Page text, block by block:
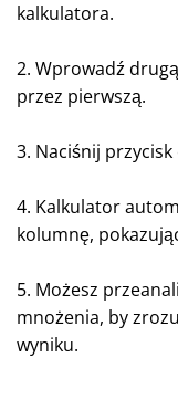
kalkulatora.
2. Wprowadź
przez pierwszą.
3. Naciśnij
4. Kalkulator
kolumnę,
5. Możesz
mnożenia, by
wyniku.